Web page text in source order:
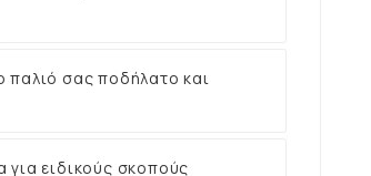
παλιό σας ποδήλατο και
για ειδικούς σκοπούς